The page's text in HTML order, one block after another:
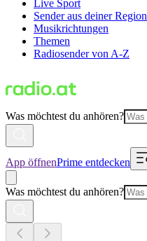
Live Sport
Sender aus deiner Region
Musikrichtungen
Themen
Radiosender von A-Z
Was möchtest du anhören?
App öffnenPrime entdecken
Was möchtest du anhören?